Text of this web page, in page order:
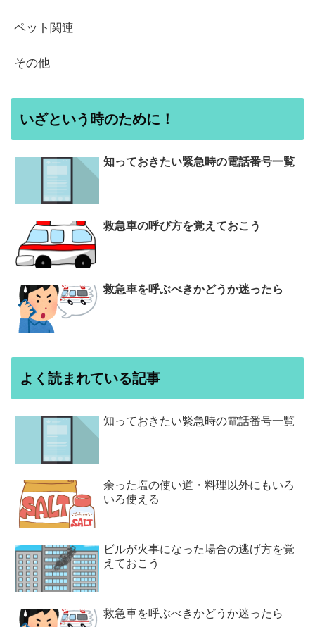
ペット関連
その他
いざという時のために！
知っておきたい緊急時の電話番号一覧
救急車の呼び方を覚えておこう
救急車を呼ぶべきかどうか迷ったら
よく読まれている記事
知っておきたい緊急時の電話番号一覧
余った塩の使い道・料理以外にもいろ
いろ使える
ビルが火事になった場合の逃げ方を覚
えておこう
救急車を呼ぶべきかどうか迷ったら